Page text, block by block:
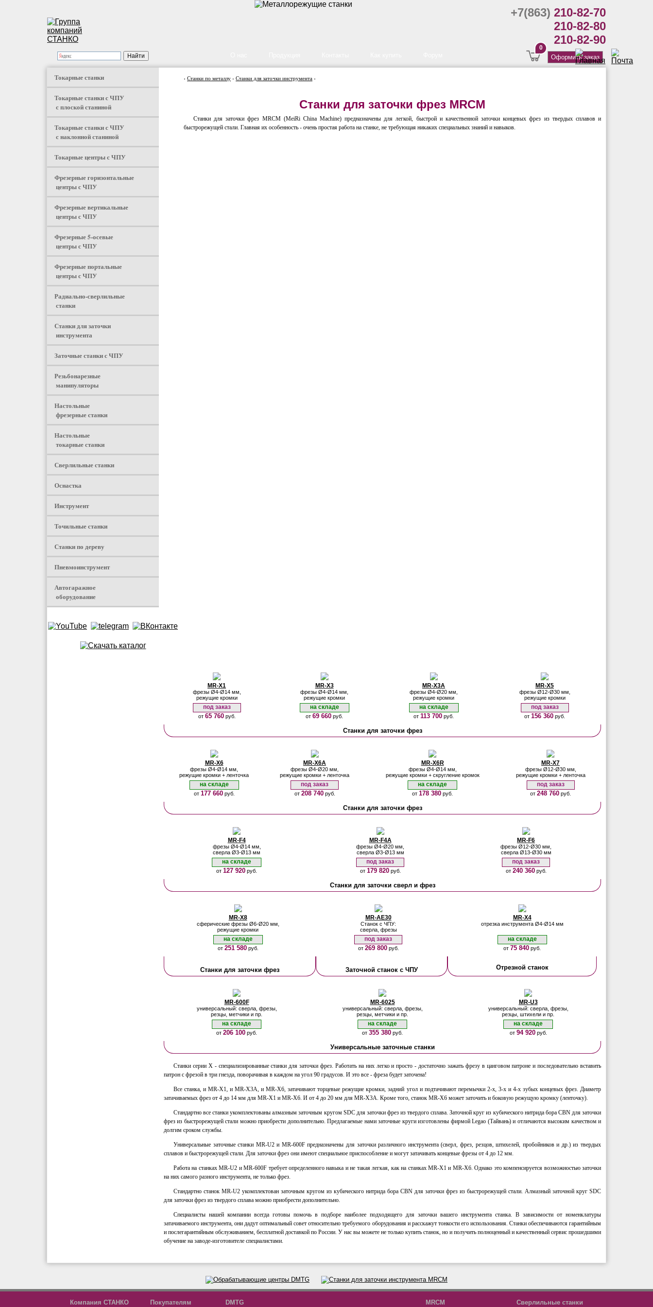
+7(863) 210-82-70
210-82-80
210-82-90
0
Оформить заказ
Токарные станки
Токарные станки с ЧПУ
с плоской станиной
Токарные станки с ЧПУ
с наклонной станиной
Токарные центры с ЧПУ
Фрезерные горизонтальные
центры с ЧПУ
Фрезерные вертикальные
центры с ЧПУ
Фрезерные 5-осевые
центры с ЧПУ
Фрезерные портальные
центры с ЧПУ
Радиально-сверлильные
станки
Станки для заточки
инструмента
Заточные станки с ЧПУ
Резьбонарезные
манипуляторы
Настольные
фрезерные станки
Настольные
токарные станки
Сверлильные станки
Оснастка
Инструмент
Точильные станки
Станки по дереву
Пневмоинструмент
Автогаражное
оборудование
› Станки по металлу › Станки для заточки инструмента ›
Станки для заточки фрез MRCM
Станки для заточки фрез MRCM (MeiRi China Machine) предназначены для легкой, быстрой и качественной заточки концевых фрез из твердых сплавов и
быстрорежущей стали. Главная их особенность - очень простая работа на станке, не требующая никаких специальных знаний и навыков.
MR-X1
фрезы Ø4-Ø14 мм,
режущие кромки
под заказ
от 65 760руб.
MR-X3
фрезы Ø4-Ø14 мм,
режущие кромки
на складе
от 69 660 руб.
MR-X3A
фрезы Ø4-Ø20 мм,
режущие кромки
на складе
от 113 700 руб.
MR-X5
фрезы Ø12-Ø30 мм,
режущие кромки
под заказ
от 156 360 руб.
Станки для заточки фрез
MR-X6
фрезы Ø4-Ø14 мм,
режущие кромки + ленточка
на складе
от 177 660руб.
MR-X6A
фрезы Ø4-Ø20 мм,
режущие кромки + ленточка
под заказ
от 208 740руб.
MR-X6R
фрезы Ø4-Ø14 мм,
режущие кромки + скругление кромок
на складе
от 178 380 руб.
MR-X7
фрезы Ø12-Ø30 мм,
режущие кромки + ленточка
под заказ
от 248 760 руб.
Станки для заточки фрез
MR-F4
фрезы Ø4-Ø14 мм,
сверла Ø3-Ø13 мм
на складе
от 127 920 руб.
MR-F4A
фрезы Ø4-Ø20 мм,
сверла Ø3-Ø13 мм
под заказ
от 179 820руб.
MR-F6
фрезы Ø12-Ø30 мм,
сверла Ø13-Ø30 мм
под заказ
от 240 360руб.
Станки для заточки сверл и фрез
MR-X8
сферические фрезы Ø6-Ø20 мм,
режущие кромки
на складе
от 251 580руб.
MR-AE30
Cтанок с ЧПУ:
сверла, фрезы
под заказ
от 269 800руб.
MR-X4
отрезка инструмента Ø4-Ø14 мм
на складе
от 75 840 руб.
Станки для заточки фрез Заточной станок с ЧПУ Отрезной станок
MR-600F
универсальный: сверла, фрезы,
резцы, метчики и пр.
на складе
от 206 100 руб.
MR-6025
универсальный: сверла, фрезы,
резцы, метчики и пр.
на складе
от 355 380 руб.
MR-U3
универсальный: сверла, фрезы,
резцы, штихели и пр.
на складе
от 94 920руб.
Универсальные заточные станки
Станки серии Х - специализированные станки для заточки фрез. Работать на них легко и просто - достаточно зажать фрезу в цанговом патроне и последовательно вставить
патрон с фрезой в три гнезда, поворачивая в каждом на угол 90 градусов. И это все - фреза будет заточена!
Все станка, и MR-Х1, и MR-Х3А, и MR-Х6, затачивают торцевые режущие кромки, задний угол и подтачивают перемычки 2-х, 3-х и 4-х зубых концевых фрез. Диаметр
затачиваемых фрез от 4 до 14 мм для MR-Х1 и MR-Х6. И от 4 до 20 мм для MR-Х3А. Кроме того, станок MR-Х6 может заточить и боковую режущую кромку (ленточку).
Стандартно все станки укомплектованы алмазным заточным кругом SDC для заточки фрез из твердого сплава. Заточной круг из кубического нитрида бора CBN для заточки
фрез из быстрорежущей стали можно приобрести дополнительно. Предлагаемые нами заточные круги изготовлены фирмой Legao (Тайвань) и отличаются высоким качеством и
долгим сроком службы.
Универсальные заточные станки MR-U2 и MR-600F предназначены для заточки различного инструмента (сверл, фрез, резцов, штихелей, пробойников и др.) из твердых
сплавов и быстрорежущей стали. Для заточки фрез они имеют специальное приспособление и могут затачивать концевые фрезы от 4 до 12 мм.
Работа на станках MR-U2 и MR-600F требует определенного навыка и не такая легкая, как на станках MR-Х1 и MR-Х6. Однако это компенсируется возможностью заточки
на них самого разного инструмента, не только фрез.
Стандартно станок MR-U2 укомплектован заточным кругом из кубического нитрида бора CBN для заточки фрез из быстрорежущей стали. Алмазный заточной круг SDC
для заточки фрез из твердого сплава можно приобрести дополнительно.
Специалисты нашей компании всегда готовы помочь в подборе наиболее подходящего для заточки вашего инструмента станка. В зависимости от номенклатуры
затачиваемого инструмента, они дадут оптимальный совет относительно требуемого оборудования и расскажут тонкости его использования. Станки обеспечиваются гарантийным
и послегарантийным обслуживанием, бесплатной доставкой по России. У нас вы можете не только купить станок, но и получить полноценный и качественный сервис прошедшими
обучение на заводе-изготовителе специалистами.
Компания СТАНКО Покупателям DMTG MRCM Сверлильные станки